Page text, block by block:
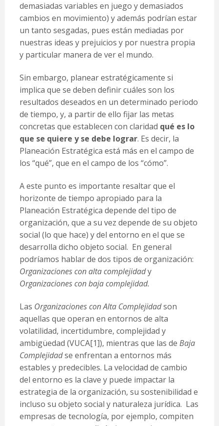
demasiadas variables en juego y demasiados
cambios en movimiento) y además podrían estar
un tanto sesgadas, pues están mediadas por
nuestras ideas y prejuicios y por nuestra propia
y particular manera de ver el mundo.
Sin embargo, planear estratégicamente si
implica que se deben definir cuáles son los
resultados deseados en un determinado periodo
de tiempo, y, a partir de ello fijar las metas
concretas que establecen con claridad qué es lo
que se quiere y se debe lograr. Es decir, la
Planeación Estratégica está más en el campo de
los “qué”, que en el campo de los “cómo”.
A este punto es importante resaltar que el
horizonte de tiempo apropiado para la
Planeación Estratégica depende del tipo de
organización, que a su vez depende de su objeto
social (lo que hace) y del entorno en el que se
desarrolla dicho objeto social. En general
podríamos hablar de dos tipos de organización:
Organizaciones con alta complejidady
Organizaciones con baja complejidad.
Las Organizaciones con Alta Complejidadson
aquellas que operan en entornos de alta
volatilidad, incertidumbre, complejidad y
ambigüedad (VUCA[1]), mientras que las de Baja
Complejidadse enfrentan a entornos más
estables y predecibles. La velocidad de cambio
del entorno es la clave y puede impactar la
estrategia de la organización, su sostenibilidad e
incluso su objeto social y naturaleza jurídica. Las
empresas de tecnología, por ejemplo, compiten